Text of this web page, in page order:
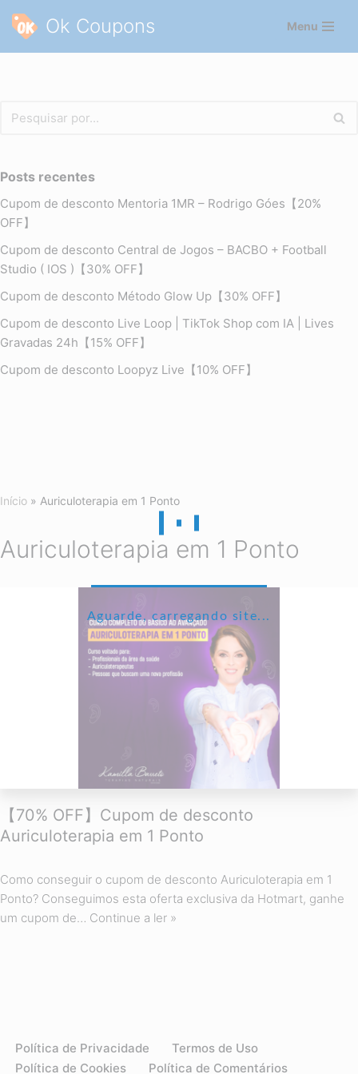
Aguarde, carregando site...
Pular
Ok Coupons Menu
Posts recentes
Cupom de desconto Mentoria 1MR – Rodrigo Góes【20%
OFF】
Cupom de desconto Central de Jogos – BACBO + Football
Studio ( IOS )【30% OFF】
Cupom de desconto Método Glow Up【30% OFF】
Cupom de desconto Live Loop | TikTok Shop com IA | Lives
Gravadas 24h【15% OFF】
Cupom de desconto Loopyz Live【10% OFF】
Início » Auriculoterapia em 1 Ponto
Auriculoterapia em 1 Ponto
【70% OFF】Cupom de desconto
Auriculoterapia em 1 Ponto
Como conseguir o cupom de desconto Auriculoterapia em 1
Ponto? Conseguimos esta oferta exclusiva da Hotmart, ganhe
um cupom de… Continue a ler »
Política de Privacidade
Termos de Uso
Política de Cookies
Política de Comentários